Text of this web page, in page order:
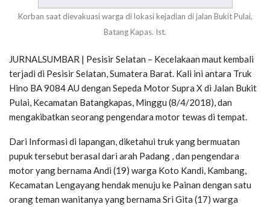
Korban saat dievakuasi warga di lokasi kejadian di jalan Bukit Pulai,
Batang Kapas. Ist.
JURNALSUMBAR | Pesisir Selatan – Kecelakaan maut kembali
terjadi di Pesisir Selatan, Sumatera Barat. Kali ini antara Truk
Hino BA 9084 AU dengan Sepeda Motor Supra X di Jalan Bukit
Pulai, Kecamatan Batangkapas, Minggu (8/4/2018), dan
mengakibatkan seorang pengendara motor tewas di tempat.
Dari Informasi di lapangan, diketahui truk yang bermuatan
pupuk tersebut berasal dari arah Padang , dan pengendara
motor yang bernama Andi (19) warga Koto Kandi, Kambang,
Kecamatan Lengayang hendak menuju ke Painan dengan satu
orang teman wanitanya yang bernama Sri Gita (17) warga